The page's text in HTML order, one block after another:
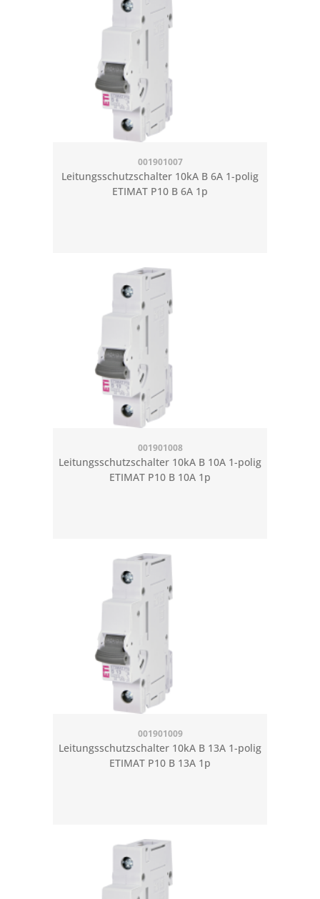
001901007
Leitungsschutzschalter 10kA B 6A 1-polig
ETIMAT P10 B 6A 1p
001901008
Leitungsschutzschalter 10kA B 10A 1-polig
ETIMAT P10 B 10A 1p
001901009
Leitungsschutzschalter 10kA B 13A 1-polig
ETIMAT P10 B 13A 1p